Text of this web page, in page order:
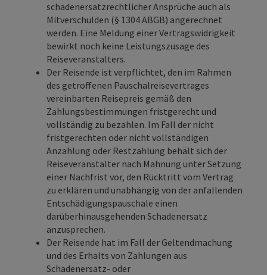
schadenersatzrechtlicher Ansprüche auch als
Mitverschulden (§ 1304 ABGB) angerechnet
werden. Eine Meldung einer Vertragswidrigkeit
bewirkt noch keine Leistungszusage des
Reiseveranstalters.
Der Reisende ist verpflichtet, den im Rahmen
des getroffenen Pauschalreisevertrages
vereinbarten Reisepreis gemäß den
Zahlungsbestimmungen fristgerecht und
vollständig zu bezahlen. Im Fall der nicht
fristgerechten oder nicht vollständigen
Anzahlung oder Restzahlung behält sich der
Reiseveranstalter nach Mahnung unter Setzung
einer Nachfrist vor, den Rücktritt vom Vertrag
zu erklären und unabhängig von der anfallenden
Entschädigungspauschale einen
darüberhinausgehenden Schadenersatz
anzusprechen.
Der Reisende hat im Fall der Geltendmachung
und des Erhalts von Zahlungen aus
Schadenersatz- oder